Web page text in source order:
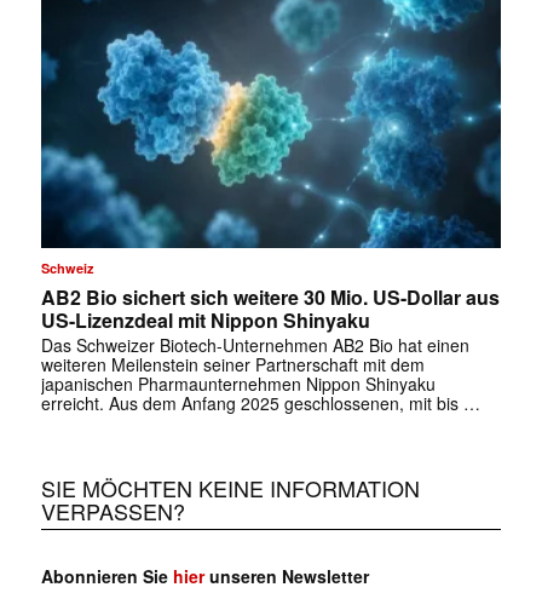
Schweiz
AB2 Bio sichert sich weitere 30 Mio. US-Dollar aus
US-Lizenzdeal mit Nippon Shinyaku
Das Schweizer Biotech-Unternehmen AB2 Bio hat einen
weiteren Meilenstein seiner Partnerschaft mit dem
japanischen Pharmaunternehmen Nippon Shinyaku
erreicht. Aus dem Anfang 2025 geschlossenen, mit bis …
SIE MÖCHTEN KEINE INFORMATION
VERPASSEN?
Abonnieren Sie hierunseren Newsletter